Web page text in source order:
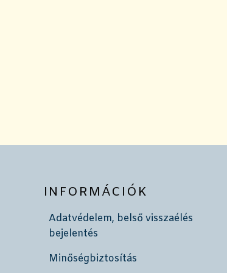
INFORMÁCIÓK
Adatvédelem, belső visszaélés
bejelentés
Minőségbiztosítás